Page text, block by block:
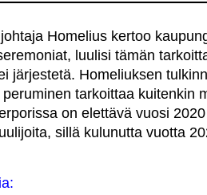
Homelius kertoo
luulisi tämän
järjestetä. Homeliuksen
tarkoittaa kuitenkin
on elettävä vuosi
sillä kulunutta vuotta